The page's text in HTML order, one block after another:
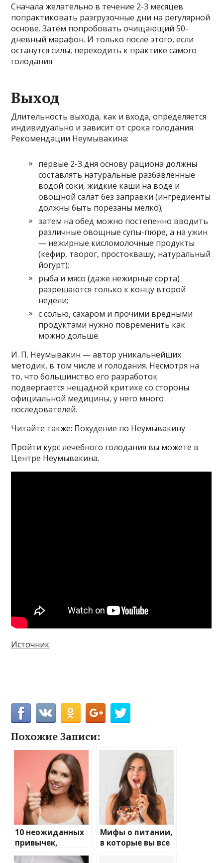
Сначала желательно в течение 2-3 месяцев
попрактиковать разгрузочные дни на регулярной
основе. Затем попробовать очищающий 50-
дневный марафон. И только после этого, если
останутся силы, переходить к практике самого
голодания.
Выход
Длительность выхода, как и входа, определяется
индивидуально и зависит от срока голодания.
Рекомендации Неумывакина:
первые 2-3 дня основу рациона должны
составлять натуральные разбавленные
водой соки, жидкие каши на воде и
овощной салат без заправки (ингредиенты
должны быть порезаны мелко);
затем на обед можно постепенно вводить
различные овощные супы-пюре, а на ужин
— нежирные кисломолочные продукты
(кефир, творог, простоквашу, натуральный
йогурт);
рыба и мясо (даже нежирные сорта)
разрешаются только к концу второй
недели;
с солью, сахаром и прочими вредными
продуктами нужно повременить как
можно дольше.
И. П. Неумывакин — автор уникальнейших
методик, в том числе и голодания. Несмотря на
то, что большинство его разработок
подвергается нещадной критике со стороны
официальной медицины, у него много
последователей.
Читайте также: Похудение по Неумывакину
Пройти курс лечебного голодания вы можете в
Центре Неумывакина.
Источник
Похожие Записи:
10 неожиданных
привычек,
которые
Мифы о питании,
в которые вы все